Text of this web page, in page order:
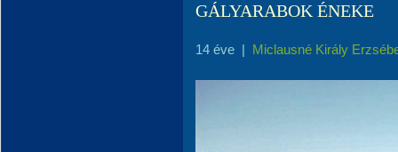
GÁLYARABOK ÉNEKE
14 éve | Miclausné Király